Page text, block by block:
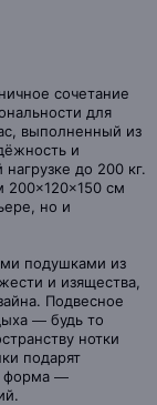
сочетание
для
выполненный из
и
до 200 кг.
200×120×150 см
но и
подушками из
и изящества,
Подвесное
— будь то
нотки
подарят
форма —